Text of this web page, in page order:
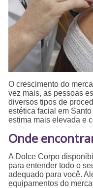
O crescimento do
vez mais, as pessoas
diversos tipos de
estética facial em
estima mais elevada e
Onde
A Dolce Corpo
para entender todo o
adequado para você.
equipamentos do